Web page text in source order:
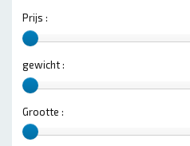
Prijs :
gewicht :
Grootte :